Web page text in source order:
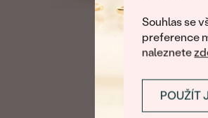
Souhlas se
preference
naleznete
POUŽÍT